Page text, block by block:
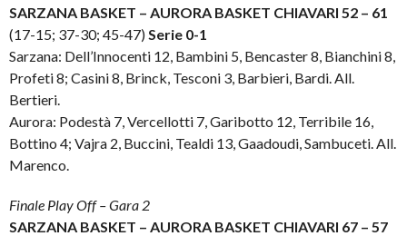
SARZANA BASKET – AURORA BASKET CHIAVARI 52 – 61
(17-15; 37-30; 45-47) Serie 0-1
Sarzana: Dell’Innocenti 12, Bambini 5, Bencaster 8, Bianchini 8,
Profeti 8; Casini 8, Brinck, Tesconi 3, Barbieri, Bardi. All.
Bertieri.
Aurora: Podestà 7, Vercellotti 7, Garibotto 12, Terribile 16,
Bottino 4; Vajra 2, Buccini, Tealdi 13, Gaadoudi, Sambuceti. All.
Marenco.
Finale Play Off – Gara 2
SARZANA BASKET – AURORA BASKET CHIAVARI 67 – 57